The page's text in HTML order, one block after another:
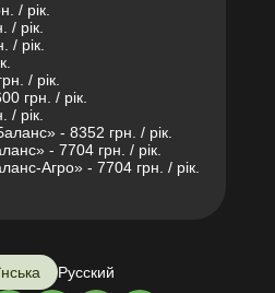
/ рік.
/ рік.
/ рік.
/ рік.
грн. / рік.
/ рік.
- 8352 грн. / рік.
- 7704 грн. / рік.
Агро» - 7704 грн. / рік.
Русский